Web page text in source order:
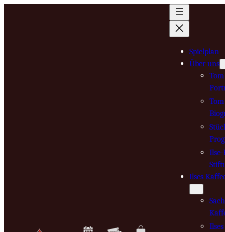
Spielplan
Über uns
Ilses